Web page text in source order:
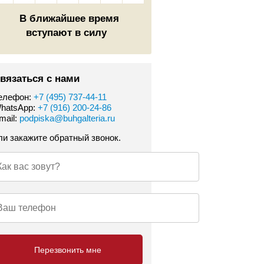
В ближайшее время
вступают в силу
с нами
+7 (495) 737-44-11
+7 (916) 200-24-86
podpiska@buhgalteria.ru
закажите обратный звонок.